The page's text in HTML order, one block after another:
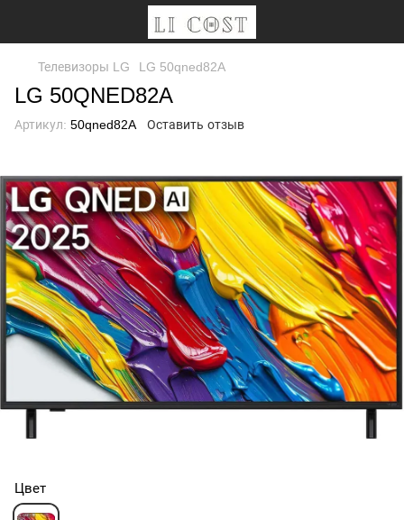
Телевизоры LG LG 50qned82A
LG 50QNED82A
Артикул: 50qned82A Оставить отзыв
Цвет